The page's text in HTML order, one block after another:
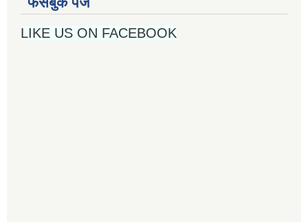
LIKE US ON FACEBOOK